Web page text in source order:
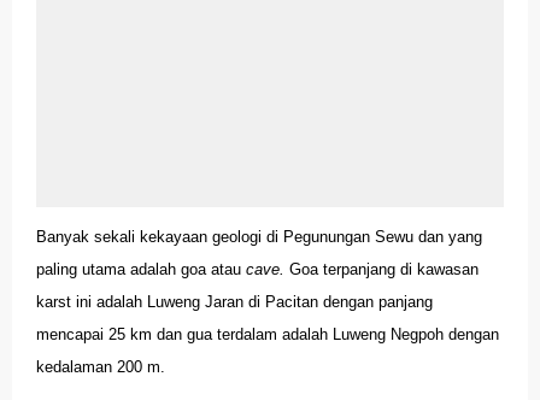
Banyak sekali kekayaan geologi di Pegunungan Sewu dan yang
paling utama adalah goa atau cave. Goa terpanjang di kawasan
karst ini adalah Luweng Jaran di Pacitan dengan panjang
mencapai 25 km dan gua terdalam adalah Luweng Negpoh dengan
kedalaman 200 m.